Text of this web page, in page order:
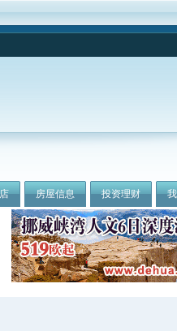
房屋信息 投资理财